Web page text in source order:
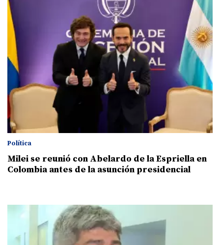
Política
Milei se reunió con Abelardo de la Espriella en
Colombia antes de la asunción presidencial